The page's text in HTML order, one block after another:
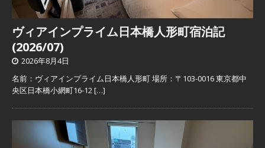
ヴィアインプライム日本橋人形町宿泊記
(2026/07)
2026年8月4日
名前：ヴィアインプライム日本橋人形町 場所：〒103-0016 東京都中
央区日本橋小網町16-12[…]